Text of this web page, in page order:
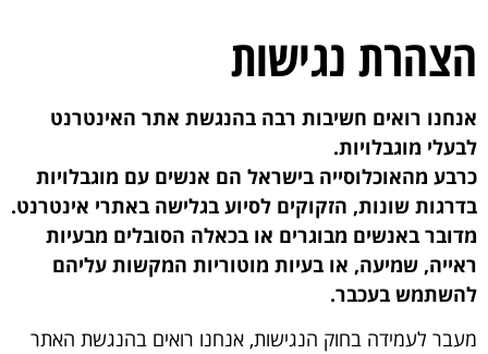
הצהרת נגישות
אנחנו רואים חשיבות רבה בהנגשת אתר האינטרנט
לבעלי מוגבלויות.
כרבע מהאוכלוסייה בישראל הם אנשים עם מוגבלויות
בדרגות שונות, הזקוקים לסיוע בגלישה באתרי אינטרנט.
מדובר באנשים מבוגרים או בכאלה הסובלים מבעיות
ראייה, שמיעה, או בעיות מוטוריות המקשות עליהם
להשתמש בעכבר.
מעבר לעמידה בחוק הנגישות, אנחנו רואים בהנגשת האתר